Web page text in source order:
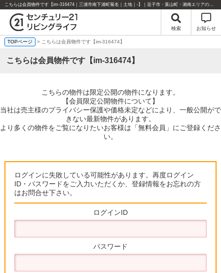
こちらは会員物件です【im-316474｜三浦市南下浦町菊名｜土地｜-】｜逗子市・葉山町・湘南エリアの不動産のことならセンチュリー21リビングライフにお任せください！
検索 お知らせ
TOPページ > こちらは会員物件です【im-316474】
こちらは会員物件です【im-316474】
こちらの物件は限定公開の物件になります。
【会員限定公開物件について】
当社は売主様のプライバシー保護や価格未定などにより、一般公開がで
きない最新物件があります。
より多くの物件をご覧になりたいお客様は「無料会員」にご登録くださ
い。
ログインに失敗している可能性があります。再度ログイン
ID・パスワードをご入力いただくか、登録情報をお忘れの方
はお問合せ下さい。
ログインID
パスワード